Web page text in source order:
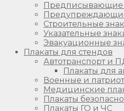
Предписывающие
Строительные
Указательные
Эвакуационные
Плакаты для стендов
Автотранспорт и
Плакаты для
Военные и
Медицинские
Плакаты
Плакаты ГО и ЧС